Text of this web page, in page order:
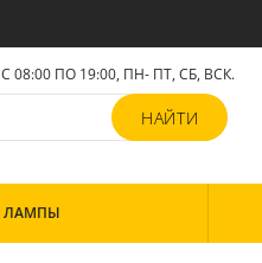
С 08:00 ПО 19:00, ПН- ПТ,СБ, ВСК.
ЛАМПЫ